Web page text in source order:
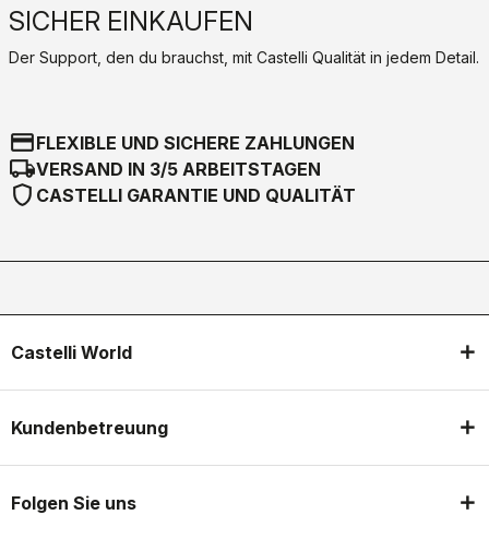
SICHER EINKAUFEN
Der Support, den du brauchst, mit Castelli Qualität in jedem Detail.
credit_cardFLEXIBLE UND SICHERE ZAHLUNGEN
local_shippingVERSAND IN 3/5 ARBEITSTAGEN
shield CASTELLI GARANTIE UND QUALITÄT
Castelli World
Kundenbetreuung
Folgen Sie uns